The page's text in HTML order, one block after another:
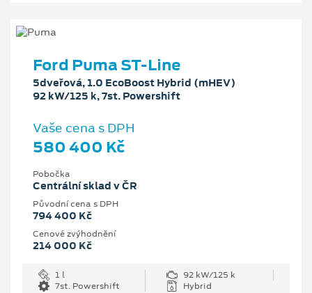
Ford Puma ST-Line
5dveřová, 1.0 EcoBoost Hybrid (mHEV)
92 kW/125 k, 7st. Powershift
Vaše cena s DPH
580 400 Kč
Pobočka
Centrální sklad v ČR
Původní cena s DPH
794 400 Kč
Cenové zvýhodnění
214 000 Kč
1 l
92 kW/125 k
7st. Powershift
Hybrid